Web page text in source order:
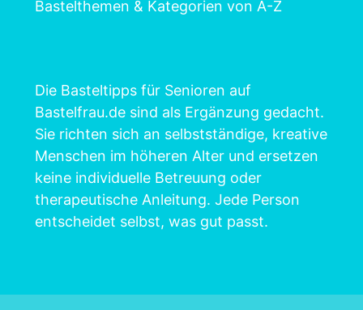
Bastelthemen & Kategorien von A-Z
Die Basteltipps für Senioren auf
Bastelfrau.de sind als Ergänzung gedacht.
Sie richten sich an selbstständige, kreative
Menschen im höheren Alter und ersetzen
keine individuelle Betreuung oder
therapeutische Anleitung. Jede Person
entscheidet selbst, was gut passt.